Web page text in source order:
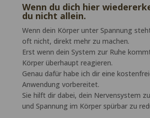
Wenn du dich hier
du nicht allein.
Wenn dein Körper unter Spannung
oft nicht, direkt mehr zu machen.
Erst wenn dein System zur Ruhe
Körper überhaupt reagieren.
Genau dafür habe ich dir eine
Anwendung vorbereitet.
Sie hilft dir dabei, dein Nervensystem
und Spannung im Körper spürbar zu